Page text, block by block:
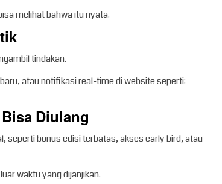
melihat bahwa itu nyata.
tindakan.
atau notifikasi real-time di website seperti:
Diulang
seperti bonus edisi terbatas, akses early bird, atau
waktu yang dijanjikan.